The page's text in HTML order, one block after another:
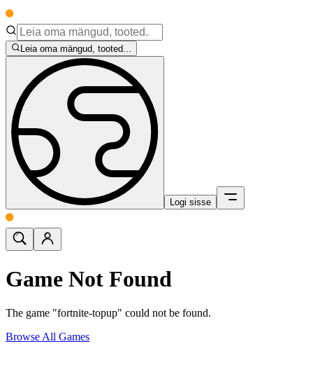
Leia oma mängud, tooted...
Logi sisse
Game Not Found
The game "fortnite-topup" could not be found.
Browse All Games